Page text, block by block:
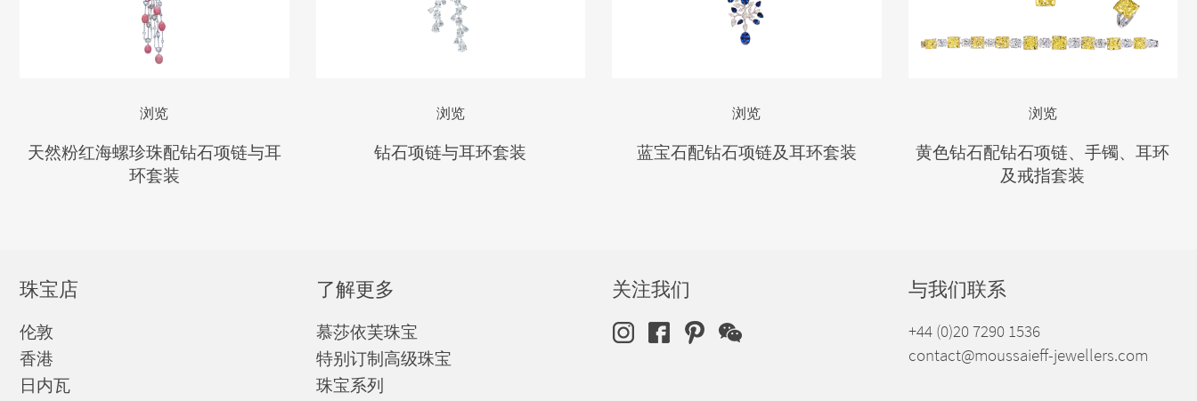
浏览
天然粉红海螺珍珠配钻石项链与耳
环套装
浏览
钻石项链与耳环套装
浏览
蓝宝石配钻石项链及耳环套装
浏览
黄色钻石配钻石项链、手镯、耳环
及戒指套装
珠宝店
伦敦
香港
日内瓦
了解更多
慕莎依芙珠宝
特别订制高级珠宝
珠宝系列
关注我们 与我们联系
+44 (0)20 7290 1536
contact@moussaieff-jewellers.com